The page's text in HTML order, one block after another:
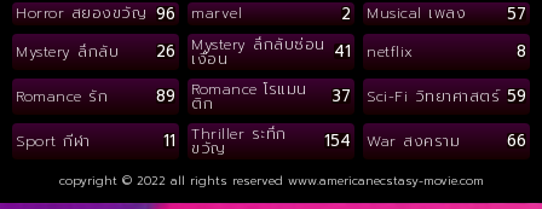
Horror สยองขวัญ 96 marvel 2 Musical เพลง 57
Mystery ลึกลับ 26 Mystery ลึกลับซ่อน
เงื่อน 41 netflix 8
Romance รัก 89 Romance โรแมน
ติก 37 Sci-Fi วิทยาศาสตร์ 59
Sport กีฬา 11 Thriller ระทึก
ขวัญ 154 War สงคราม 66
copyright © 2022 all rights reserved www.americanecstasy-movie.com